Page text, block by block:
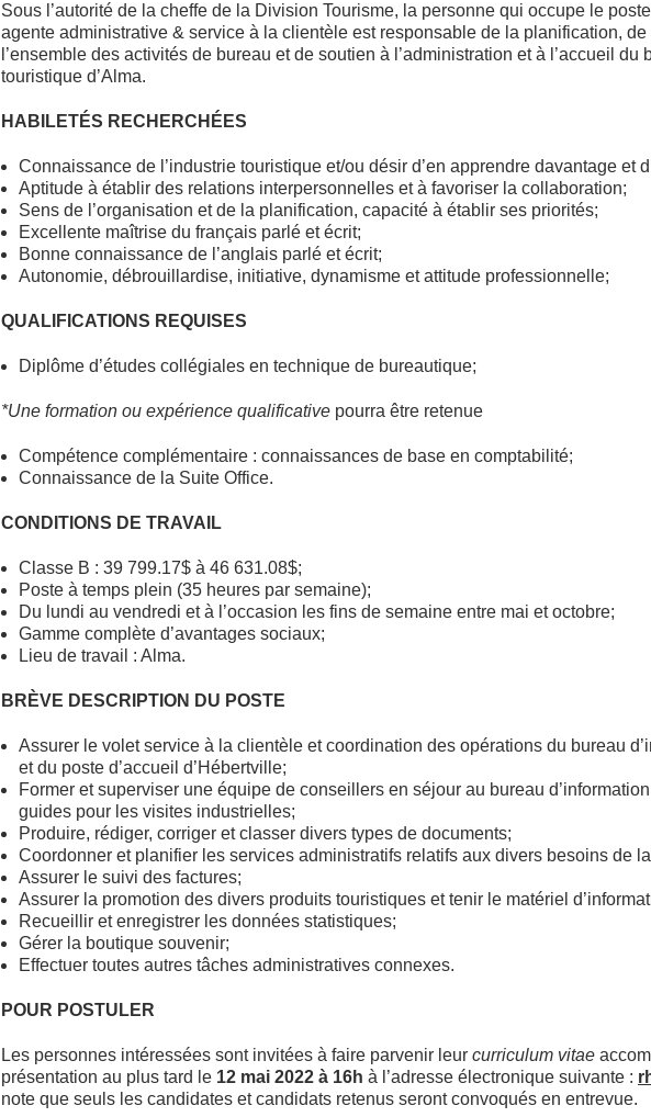
Sous l’autorité de la cheffe de la Division Tourisme, la personne qui occupe le
agente administrative & service à la clientèle est responsable de la planification, de
l’ensemble des activités de bureau et de soutien à l’administration et à l’accueil du
touristique d’Alma.
HABILETÉS RECHERCHÉES
Connaissance de l’industrie touristique et/ou désir d’en apprendre davantage et
Aptitude à établir des relations interpersonnelles et à favoriser la collaboration;
Sens de l’organisation et de la planification, capacité à établir ses priorités;
Excellente maîtrise du français parlé et écrit;
Bonne connaissance de l’anglais parlé et écrit;
Autonomie, débrouillardise, initiative, dynamisme et attitude professionnelle;
QUALIFICATIONS REQUISES
Diplôme d’études collégiales en technique de bureautique;
*Une formation ou expérience qualificative pourra être retenue
Compétence complémentaire : connaissances de base en comptabilité;
Connaissance de la Suite Office.
CONDITIONS DE TRAVAIL
Classe B : 39 799.17$ à 46 631.08$;
Poste à temps plein (35 heures par semaine);
Du lundi au vendredi et à l’occasion les fins de semaine entre mai et octobre;
Gamme complète d’avantages sociaux;
Lieu de travail : Alma.
BRÈVE DESCRIPTION DU POSTE
Assurer le volet service à la clientèle et coordination des opérations du bureau
et du poste d’accueil d’Hébertville;
Former et superviser une équipe de conseillers en séjour au bureau
guides pour les visites industrielles;
Produire, rédiger, corriger et classer divers types de documents;
Coordonner et planifier les services administratifs relatifs aux divers besoins de
Assurer le suivi des factures;
Assurer la promotion des divers produits touristiques et tenir le matériel
Recueillir et enregistrer les données statistiques;
Gérer la boutique souvenir;
Effectuer toutes autres tâches administratives connexes.
POUR POSTULER
Les personnes intéressées sont invitées à faire parvenir leur curriculum vitae
présentation au plus tard le 12 mai 2022 à 16h à l’adresse électronique suivante :
note que seuls les candidates et candidats retenus seront convoqués en entrevue.